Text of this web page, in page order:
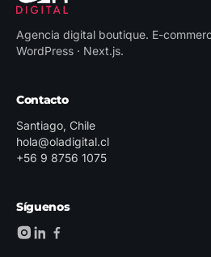
Agencia digital boutique. E-
WordPress · Next.js.
Contacto
Santiago, Chile
hola@oladigital.cl
+56 9 8756 1075
Síguenos